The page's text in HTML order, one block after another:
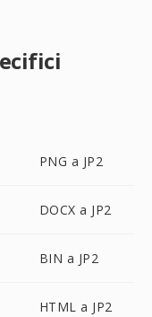
PNG a JP2
DOCX a JP2
BIN a JP2
HTML a JP2